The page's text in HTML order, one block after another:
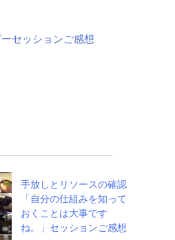
セッションご感想
手放しとリソースの確認
「自分の仕組みを知って
おくことは大事です
ね。」セッションご感想